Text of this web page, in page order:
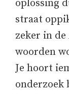
oplossing
straat
zeker in de
woorden
Je hoort
onderzoek